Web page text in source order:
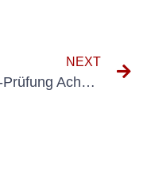
NEXT
UVV-Prüfung Achern